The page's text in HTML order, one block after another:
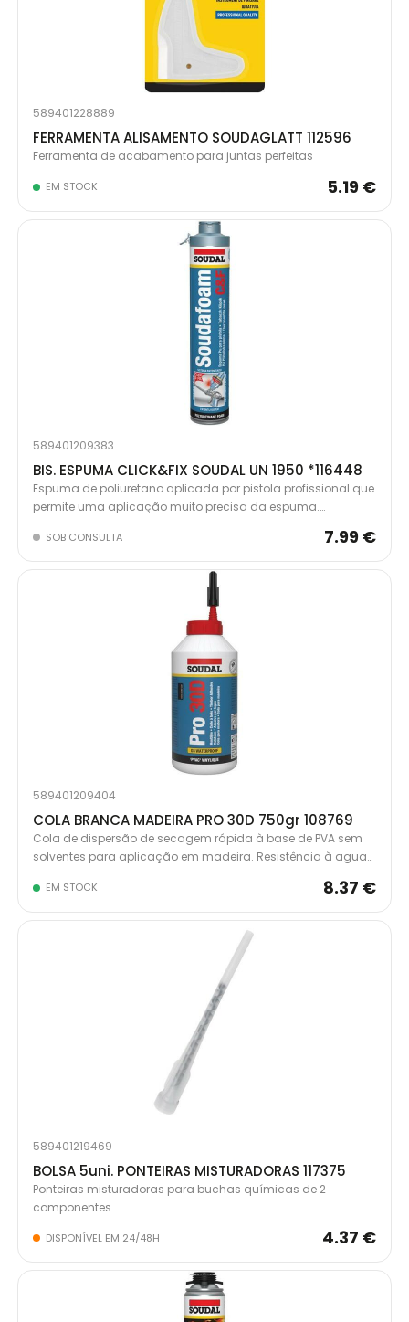
589401228889
FERRAMENTA ALISAMENTO SOUDAGLATT 112596
Ferramenta de acabamento para juntas perfeitas
EM STOCK 5.19 €
589401209383
BIS. ESPUMA CLICK&FIX SOUDAL UN 1950 *116448
Espuma de poliuretano aplicada por pistola profissional que
permite uma aplicação muito precisa da espuma.
necessário usar uma grande quantidade de espuma num
curto espaço de tempo. Equipada com o adaptador de
Click&Fix em latas de aerossol de 750mL.
SOB CONSULTA 7.99 €
589401209404
COLA BRANCA MADEIRA PRO 30D 750gr 108769
Cola de dispersão de secagem rápida à base de PVA sem
solventes para aplicação em madeira. Resistência à agua
em madeiras tropicais em interior e exterior.
EM STOCK 8.37 €
589401219469
BOLSA 5uni. PONTEIRAS MISTURADORAS 117375
Ponteiras misturadoras para buchas químicas de 2
componentes
DISPONÍVEL EM 24/48H 4.37 €